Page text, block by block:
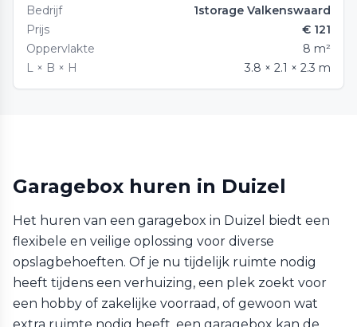
Bedrijf
1storage Valkenswaard
Prijs
€ 121
Oppervlakte
8 m²
L × B × H
3.8 × 2.1 × 2.3 m
Garagebox huren in Duizel
Het huren van een garagebox in Duizel biedt een
flexibele en veilige oplossing voor diverse
opslagbehoeften. Of je nu tijdelijk ruimte nodig
heeft tijdens een verhuizing, een plek zoekt voor
een hobby of zakelijke voorraad, of gewoon wat